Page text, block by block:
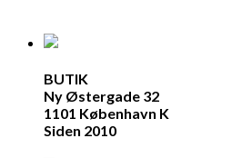
BUTIK
Ny Østergade 32
1101 København K
Siden 2010